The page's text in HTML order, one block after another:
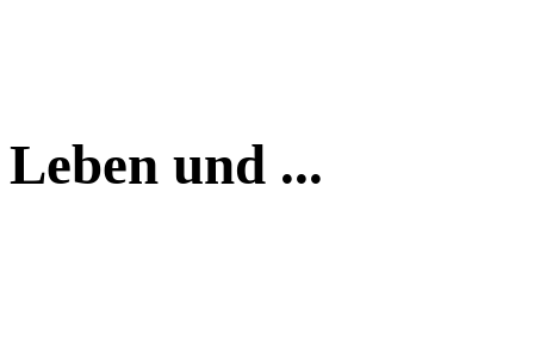
Leben und ...